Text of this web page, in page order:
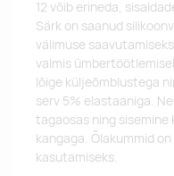
12 võib erineda,
Särk on saanud
välimuse
valmis
lõige küljeõmblustega
serv 5% elastaaniga.
tagaosas ning sisemine
kangaga. Õlakummid
kasutamiseks.